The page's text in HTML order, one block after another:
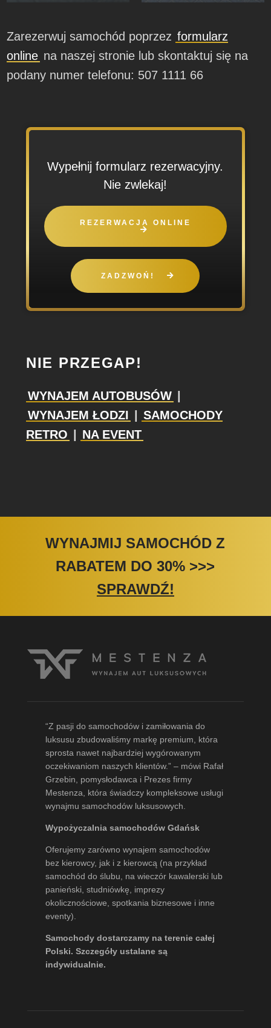
Zarezerwuj samochód poprzez formularz
online na naszej stronie lub skontaktuj się na
podany numer telefonu: 507 1111 66
Wypełnij formularz rezerwacyjny.
Nie zwlekaj!
REZERWACJA ONLINE
ZADZWOŃ!
NIE PRZEGAP!
WYNAJEM AUTOBUSÓW
WYNAJEM ŁODZI
SAMOCHODY
RETRO
NA EVENT
WYNAJMIJ SAMOCHÓD Z
RABATEM DO 30% >>>
SPRAWDŹ!
“Z pasji do samochodów i zamiłowania do
luksusu zbudowaliśmy markę premium, która
sprosta nawet najbardziej wygórowanym
oczekiwaniom naszych klientów.” – mówi Rafał
Grzebin , pomysłodawca i Prezes firmy
Mestenza, która świadczy kompleksowe usługi
wynajmu samochodów luksusowych.
Wypożyczalnia samochodów Gdańsk
Oferujemy zarówno wynajem samochodów
bez kierowcy, jak i z kierowcą (na przykład
samochód do ślubu, na wieczór kawalerski lub
panieński, studniówkę, imprezy
okolicznościowe, spotkania biznesowe i inne
eventy).
Samochody dostarczamy na terenie całej
Polski. Szczegóły ustalane są
indywidualnie.